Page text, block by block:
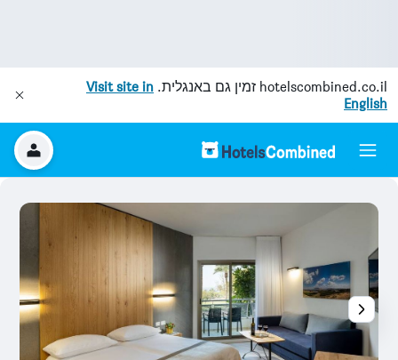
hotelscombined.co.il זמין גם באנגלית. Visit site in
English